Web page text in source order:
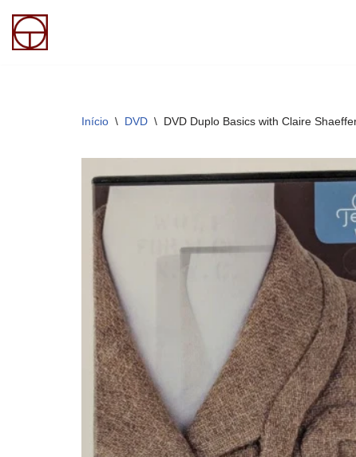
Pular
Início \ DVD \ DVD Duplo Basics with Claire